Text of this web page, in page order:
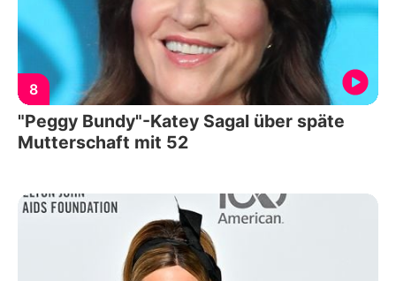
8
"Peggy Bundy"-Katey Sagal über späte
Mutterschaft mit 52